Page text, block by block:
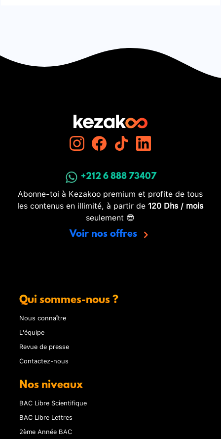
+212 6 888 73407
Abonne-toi à Kezakoo premium et profite de tous
les contenus en illimité, à partir de 120 Dhs / mois
seulement 😎
Voir nos offres
Qui sommes-nous ?
Nous connaître
L'équipe
Revue de presse
Contactez-nous
Nos niveaux
BAC Libre Scientifique
BAC Libre Lettres
2ème Année BAC